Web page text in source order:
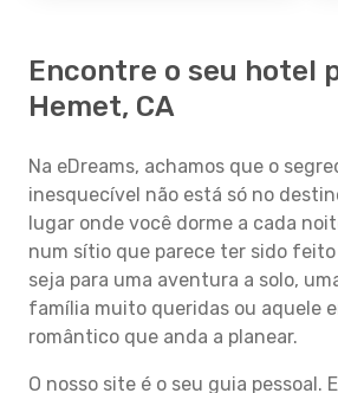
Encontre o seu hotel
Hemet, CA
Na eDreams, achamos que o
inesquecível não está só no
lugar onde você dorme a cada
num sítio que parece ter sido feito
seja para uma aventura a solo,
família muito queridas ou aquele
romântico que anda a planear.
O nosso site é o seu guia pessoal.